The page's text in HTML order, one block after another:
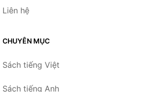
Liên hệ
CHUYÊN MỤC
Sách tiếng Việt
Sách tiếng Anh